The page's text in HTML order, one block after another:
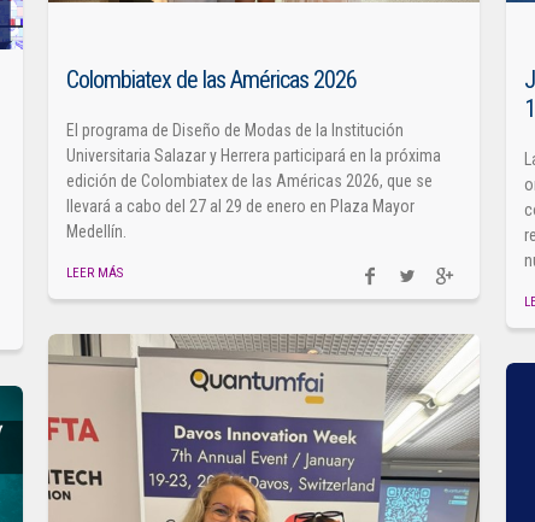
Colombiatex de las Américas 2026
El programa de Diseño de Modas de la Institución
Universitaria Salazar y Herrera participará en la próxima
edición de Colombiatex de las Américas 2026, que se
llevará a cabo del 27 al 29 de enero en Plaza Mayor
Medellín.
LEER MÁS
1